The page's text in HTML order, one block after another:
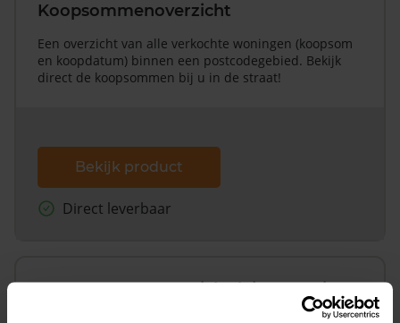
Koopsommenoverzicht
Een overzicht van alle verkochte woningen (koopsom
en koopdatum) binnen een postcodegebied. Bekijk
direct de koopsommen bij u in de straat!
Bekijk product
Direct leverbaar
Koopsommenoverzicht (1 jaar gratis